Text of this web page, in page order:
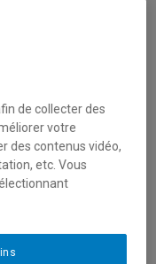
Audrey-Kristel
de collecter des
votre
des contenus vidéo,
etc. Vous